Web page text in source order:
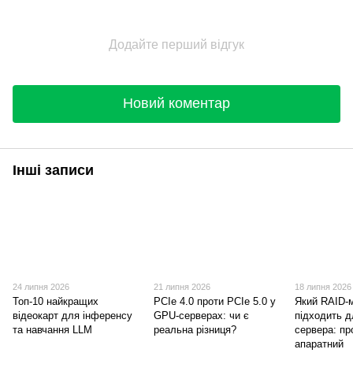
Додайте перший відгук
Новий коментар
Інші записи
24 липня 2026
Топ-10 найкращих
відеокарт для інференсу
та навчання LLM
21 липня 2026
PCIe 4.0 проти PCIe 5.0 у
GPU-серверах: чи є
реальна різниця?
18 липня 2026
Який RAID-
підходить
сервера:
апаратний